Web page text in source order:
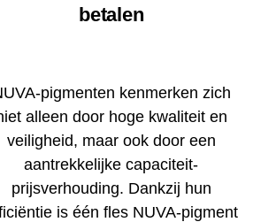
betalen
pigmenten kenmerken zich
alleen door hoge kwaliteit en
veiligheid, maar ook door een
aantrekkelijke capaciteit-
prijsverhouding. Dankzij hun
is één fles NUVA-pigment